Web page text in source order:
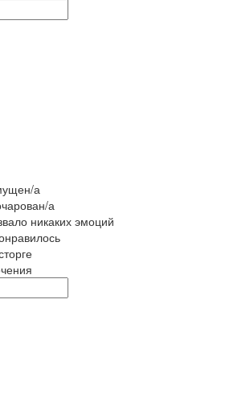
а
а
никаких эмоций